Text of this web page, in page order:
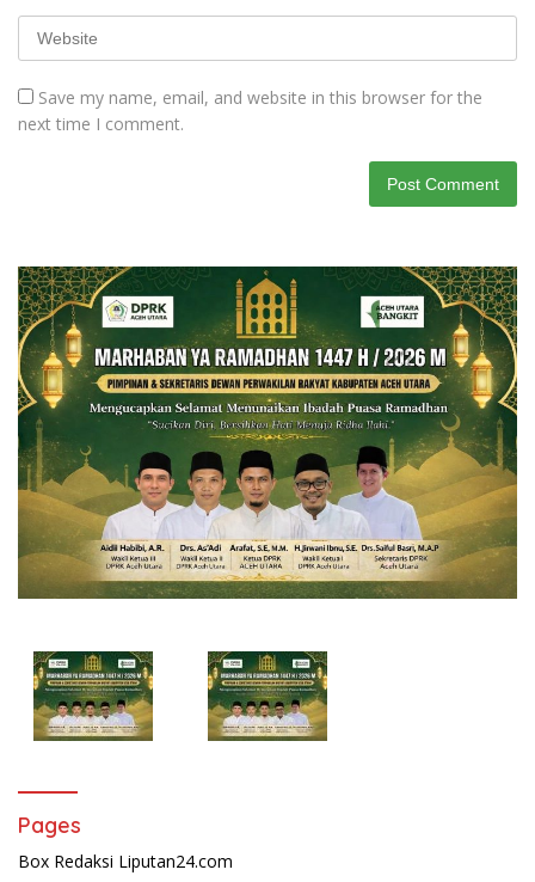
Save my name, email, and website in this browser for the
next time I comment.
Pages
Box Redaksi Liputan24.com